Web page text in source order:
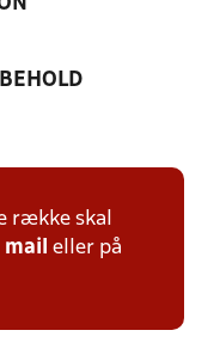
række skal
mail eller på